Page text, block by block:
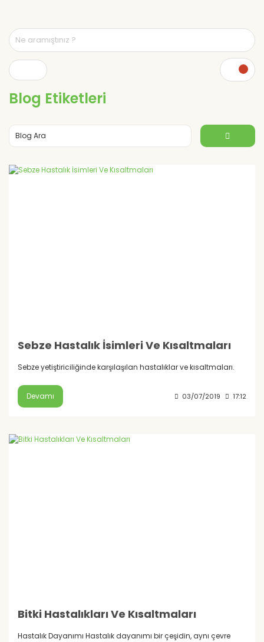
Blog Etiketleri
Sebze Hastalık İsimleri Ve Kısaltmaları
Sebze yetiştiriciliğinde karşılaşılan hastalıklar ve kısaltmaları.
Devamı 03/07/2019 17:12
Bitki Hastalıkları Ve Kısaltmaları
Hastalık Dayanımı Hastalık dayanımı bir çeşidin, aynı çevre